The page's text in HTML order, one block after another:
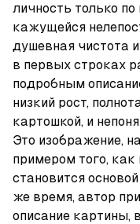
личность только
кажущейся
душевная чистота
в первых строках
подробным
низкий рост,
картошкой, и
Это изображение,
примером того, как
становится
же время, автор
описание картины,